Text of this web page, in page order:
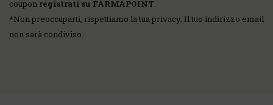
coupon registrati su FARMAPOINT.
*Non preoccuparti, rispettiamo la tua privacy. Il tuo indirizzo email
non sarà condiviso.